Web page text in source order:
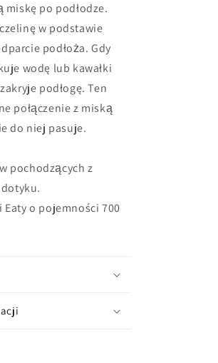
miskę po podłodze.
w podstawie
podłoża. Gdy
wodę lub kawałki
podłogę. Ten
połączenie z miską
do niej pasuje.
pochodzących z
o pojemności 700